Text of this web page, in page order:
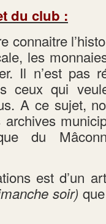
du club :
connaitre
les
Il n’est pas
ceux qui
A ce sujet,
du
est d’un
soir)